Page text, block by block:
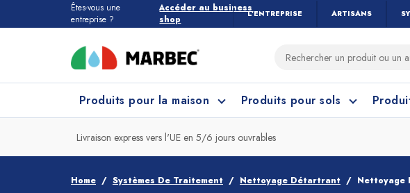
Êtes-vous une
entreprise ?
Accéder au business
shop
L’ENTREPRISE ARTISANS
Produits pour la maison
Tous les produits pour la maison
Produits pour sols
Quel étage devez-vous nettoyer ?
Livraison express vers l'UE en 5/6 jours ouvrables
Home Systèmes De Traitement Nettoyage Détartrant Nettoyage